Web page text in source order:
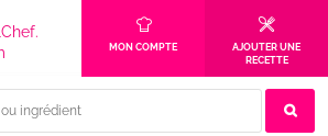
MON COMPTE
AJOUTER UNE
RECETTE